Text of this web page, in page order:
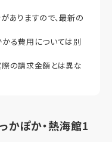
ありますので、最新の
る費用については別
の請求金額とは異な
かぽか・熱海館1